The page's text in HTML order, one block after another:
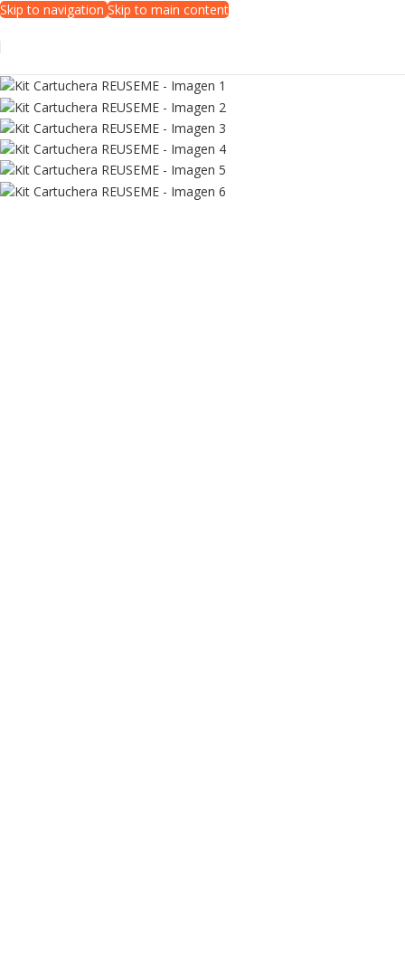
Skip to navigationSkip to main content